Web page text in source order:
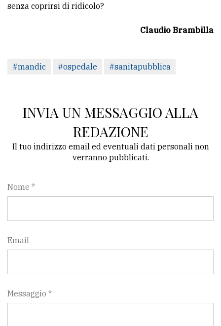
senza coprirsi di ridicolo?
Claudio Brambilla
#mandic #ospedale #sanitapubblica
INVIA UN MESSAGGIO ALLA
REDAZIONE
Il tuo indirizzo email ed eventuali dati personali non
verranno pubblicati.
Nome *
Email
Messaggio *